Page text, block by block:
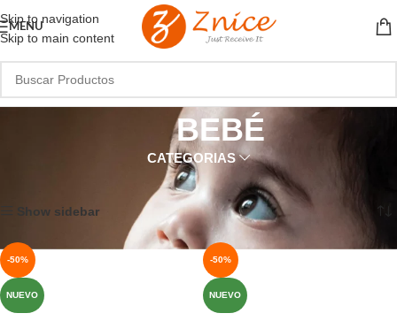
Skip to navigation
Skip to main content
MENU
BEBÉ
CATEGORIAS
Mostrando 1–12 de 191 resultados
Show sidebar
-50%
NUEVO
-50%
NUEVO